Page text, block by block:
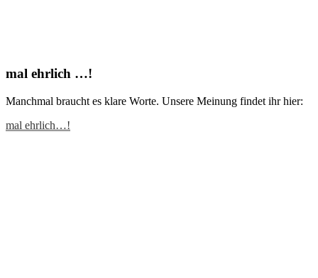
mal ehrlich …!
Manchmal braucht es klare Worte. Unsere Meinung findet ihr hier:
mal ehrlich…!